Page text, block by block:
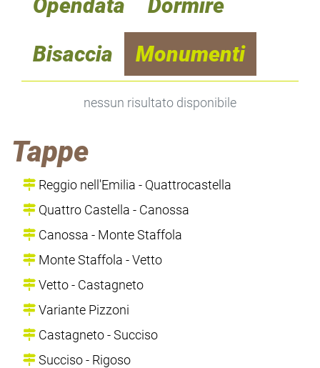
Opendata
Dormire
Bisaccia
Monumenti
nessun risultato disponibile
Tappe
Reggio nell'Emilia - Quattrocastella
Quattro Castella - Canossa
Canossa - Monte Staffola
Monte Staffola - Vetto
Vetto - Castagneto
Variante Pizzoni
Castagneto - Succiso
Succiso - Rigoso